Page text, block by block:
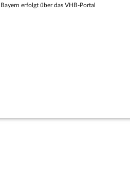
Bayern erfolgt über das VHB-Portal